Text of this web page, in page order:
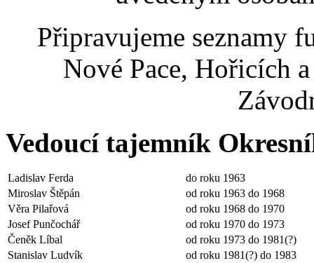
Připravujeme seznamy
Nové Pace, Hořicích
Vedoucí tajemník
Ladislav Ferda
do roku 1963
Miroslav Štěpán
od roku 1963 do 1968
Věra Pilařová
od roku 1968 do 1970
Josef Punčochář
od roku 1970 do 1973
Čeněk Líbal
od roku 1973 do 1981(?)
Stanislav Ludvík
od roku 1981(?) do 1983